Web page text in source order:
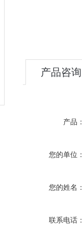
产品咨询
产品：
您的单位：
您的姓名：
联系电话：